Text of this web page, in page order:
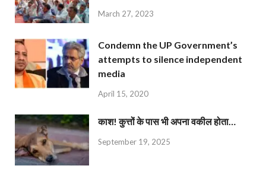
March 27, 2023
Condemn the UP Government’s
attempts to silence independent
media
April 15, 2020
काश! कुत्तों के पास भी अपना वकील होता…
September 19, 2025